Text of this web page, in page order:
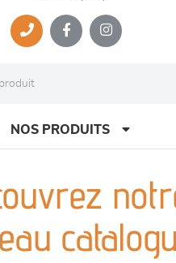
NOS PRODUITS